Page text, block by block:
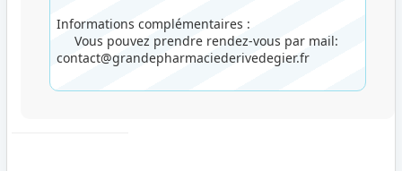
Informations complémentaires :
Vous pouvez prendre rendez-vous par mail:
contact@grandepharmaciederivedegier.fr